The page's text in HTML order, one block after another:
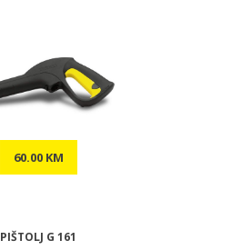
60.00 KM
PIŠTOLJ G 161